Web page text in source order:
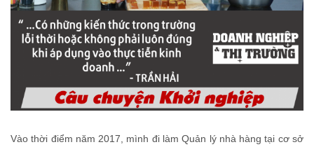
Vào thời điểm năm 2017, mình đi làm Quản lý nhà hàng tại cơ sở